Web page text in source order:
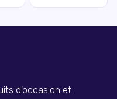
d'occasion et